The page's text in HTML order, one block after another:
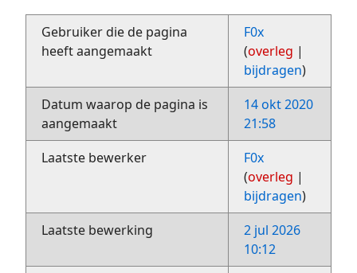
Gebruiker die de pagina
heeft aangemaakt
F0x
(overleg |
bijdragen)
Datum waarop de pagina is
aangemaakt
14 okt 2020
21:58
Laatste bewerker
F0x
(overleg |
bijdragen)
Laatste bewerking
2 jul 2026
10:12